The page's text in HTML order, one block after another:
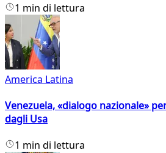
1 min di lettura
America Latina
Venezuela, «dialogo nazionale»
dagli Usa
1 min di lettura